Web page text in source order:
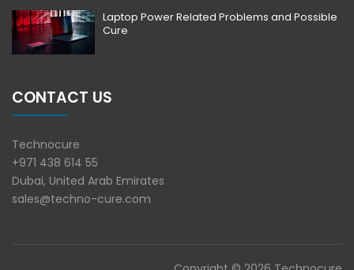
Laptop Power Related Problems and Possible
Cure
CONTACT US
Technocure
+971 438 614 55
Dubai, United Arab Emirates
sales@techno-cure.com